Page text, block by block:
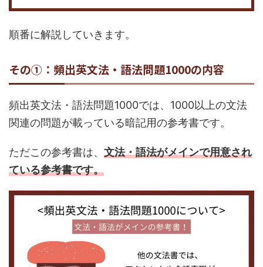
順番に解説していきます。
その①：頻出英文法・語法問題1000の内容
頻出英文法・語法問題1000では、1000以上の文法
関連の問題が載っている暗記用の参考書です。
ただこの参考書は、 文法・語法がメインで用意され
ている参考書です。